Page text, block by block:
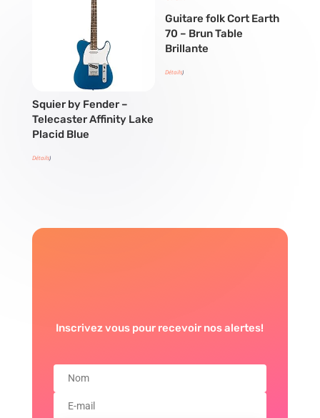
Squier by Fender –
Telecaster Affinity Lake
Placid Blue
Détails)
Guitare folk Cort Earth
70 – Brun Table
Brillante
Détails)
Inscrivez vous pour recevoir nos alertes!